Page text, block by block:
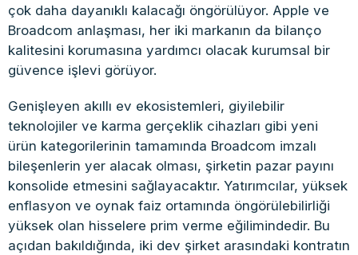
çok daha dayanıklı kalacağı öngörülüyor. Apple ve
Broadcom anlaşması, her iki markanın da bilanço
kalitesini korumasına yardımcı olacak kurumsal bir
güvence işlevi görüyor.
Genişleyen akıllı ev ekosistemleri, giyilebilir
teknolojiler ve karma gerçeklik cihazları gibi yeni
ürün kategorilerinin tamamında Broadcom imzalı
bileşenlerin yer alacak olması, şirketin pazar payını
konsolide etmesini sağlayacaktır. Yatırımcılar, yüksek
enflasyon ve oynak faiz ortamında öngörülebilirliği
yüksek olan hisselere prim verme eğilimindedir. Bu
açıdan bakıldığında, iki dev şirket arasındaki kontratın